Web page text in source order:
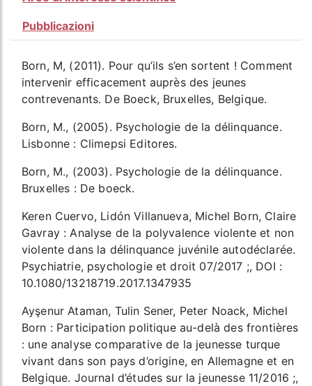
Pubblicazioni
Born, M, (2011). Pour qu’ils s’en sortent ! Comment
intervenir efficacement auprès des jeunes
contrevenants. De Boeck, Bruxelles, Belgique.
Born, M., (2005). Psychologie de la délinquance.
Lisbonne : Climepsi Editores.
Born, M., (2003). Psychologie de la délinquance.
Bruxelles : De boeck.
Keren Cuervo, Lidón Villanueva, Michel Born, Claire
Gavray : Analyse de la polyvalence violente et non
violente dans la délinquance juvénile autodéclarée.
Psychiatrie, psychologie et droit 07/2017 ;, DOI :
10.1080/13218719.2017.1347935
Ayşenur Ataman, Tulin Sener, Peter Noack, Michel
Born : Participation politique au-delà des frontières
: une analyse comparative de la jeunesse turque
vivant dans son pays d’origine, en Allemagne et en
Belgique. Journal d’études sur la jeunesse 11/2016 ;,